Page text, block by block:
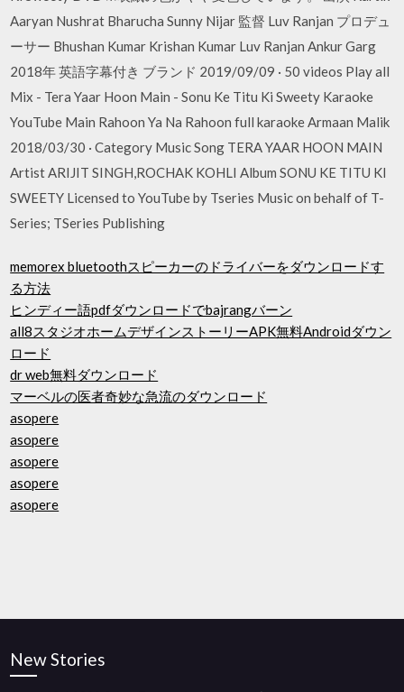
Aaryan Nushrat Bharucha Sunny Nijar 監督 Luv Ranjan プロデュ
ーサー Bhushan Kumar Krishan Kumar Luv Ranjan Ankur Garg
2018年 英語字幕付き ブランド 2019/09/09 · 50 videos Play all
Mix - Tera Yaar Hoon Main - Sonu Ke Titu Ki Sweety Karaoke
YouTube Main Rahoon Ya Na Rahoon full karaoke Armaan Malik
2018/03/30 · Category Music Song TERA YAAR HOON MAIN
Artist ARIJIT SINGH,ROCHAK KOHLI Album SONU KE TITU KI
SWEETY Licensed to YouTube by Tseries Music on behalf of T-
Series; TSeries Publishing
memorex bluetoothスピーカーのドライバーをダウンロードす
る方法
ヒンディー語pdfダウンロードでbajrangバーン
all8スタジオホームデザインストーリーAPK無料Androidダウン
ロード
dr web無料ダウンロード
マーベルの医者奇妙な急流のダウンロード
asopere
asopere
asopere
asopere
asopere
New Stories